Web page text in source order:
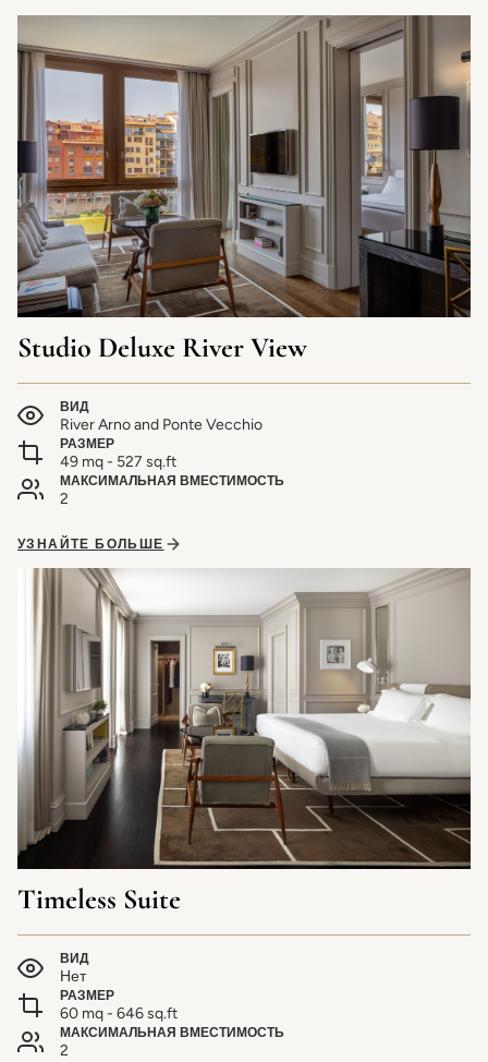
Studio Deluxe River View
ВИД
River Arno and Ponte Vecchio
РАЗМЕР
49 mq - 527 sq.ft
МАКСИМАЛЬНАЯ ВМЕСТИМОСТЬ
2
УЗНАЙТЕ БОЛЬШЕ
Timeless Suite
ВИД
Нет
РАЗМЕР
60 mq - 646 sq.ft
МАКСИМАЛЬНАЯ ВМЕСТИМОСТЬ
2